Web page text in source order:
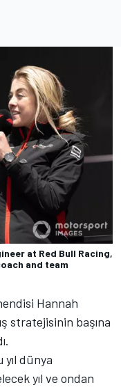
at Red Bull Racing,
and team
Hannah
stratejisinin başına
yıl dünya
yıl ve ondan